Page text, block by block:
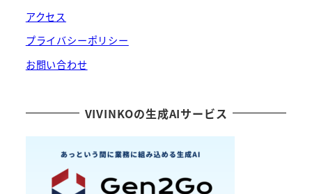
アクセス
プライバシーポリシー
お問い合わせ
VIVINKOの生成AIサービス